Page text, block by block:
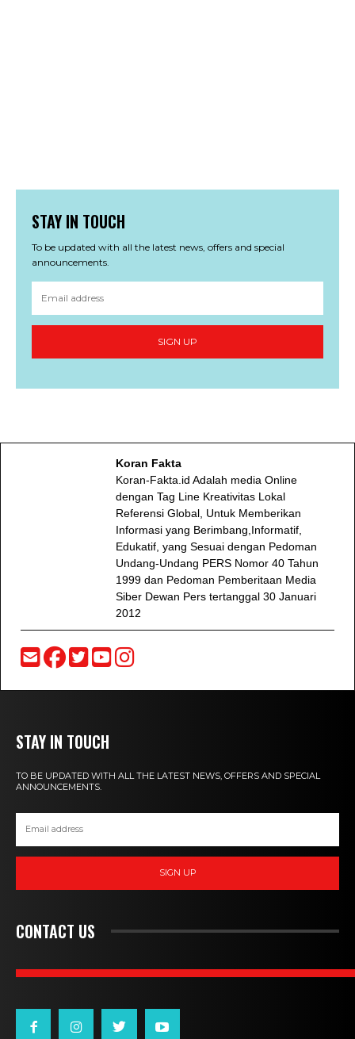
STAY IN TOUCH
To be updated with all the latest news, offers and special
announcements.
SIGN UP
Koran Fakta
Koran-Fakta.id Adalah media Online
dengan Tag Line Kreativitas Lokal
Referensi Global, Untuk Memberikan
Informasi yang Berimbang,Informatif,
Edukatif, yang Sesuai dengan Pedoman
Undang-Undang PERS Nomor 40 Tahun
1999 dan Pedoman Pemberitaan Media
Siber Dewan Pers tertanggal 30 Januari
2012
STAY IN TOUCH
TO BE UPDATED WITH ALL THE LATEST NEWS, OFFERS AND SPECIAL
ANNOUNCEMENTS.
SIGN UP
CONTACT US